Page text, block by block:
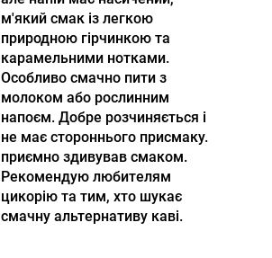
м'який смак із легкою
природною гірчинкою та
карамельними нотками.
Особливо смачно пити з
молоком або рослинним
напоєм. Добре розчиняється і
не має стороннього присмаку.
приємно здивував смаком.
Рекомендую любителям
цикорію та тим, хто шукає
смачну альтернативу каві.